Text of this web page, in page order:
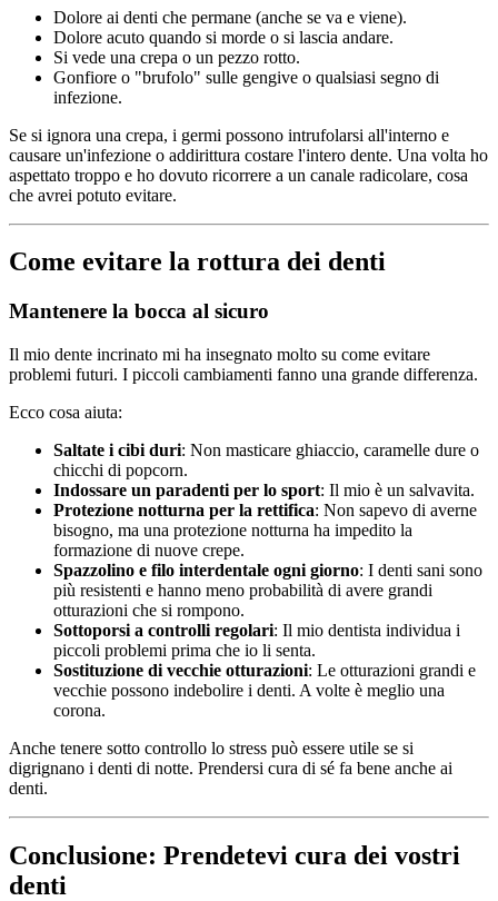
Dolore ai denti che permane (anche se va e viene).
Dolore acuto quando si morde o si lascia andare.
Si vede una crepa o un pezzo rotto.
Gonfiore o "brufolo" sulle gengive o qualsiasi segno di
infezione.
Se si ignora una crepa, i germi possono intrufolarsi all'interno e
causare un'infezione o addirittura costare l'intero dente. Una volta ho
aspettato troppo e ho dovuto ricorrere a un canale radicolare, cosa
che avrei potuto evitare.
Come evitare la rottura dei denti
Mantenere la bocca al sicuro
Il mio dente incrinato mi ha insegnato molto su come evitare
problemi futuri. I piccoli cambiamenti fanno una grande differenza.
Ecco cosa aiuta:
Saltate i cibi duri: Non masticare ghiaccio, caramelle dure o
chicchi di popcorn.
Indossare un paradenti per lo sport: Il mio è un salvavita.
Protezione notturna per la rettifica: Non sapevo di averne
bisogno, ma una protezione notturna ha impedito la
formazione di nuove crepe.
Spazzolino e filo interdentale ogni giorno: I denti sani sono
più resistenti e hanno meno probabilità di avere grandi
otturazioni che si rompono.
Sottoporsi a controlli regolari: Il mio dentista individua i
piccoli problemi prima che io li senta.
Sostituzione di vecchie otturazioni: Le otturazioni grandi e
vecchie possono indebolire i denti. A volte è meglio una
corona.
Anche tenere sotto controllo lo stress può essere utile se si
digrignano i denti di notte. Prendersi cura di sé fa bene anche ai
denti.
Conclusione: Prendetevi cura dei vostri
denti